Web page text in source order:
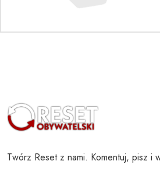
Twórz Reset z nami. Komentuj, pisz i